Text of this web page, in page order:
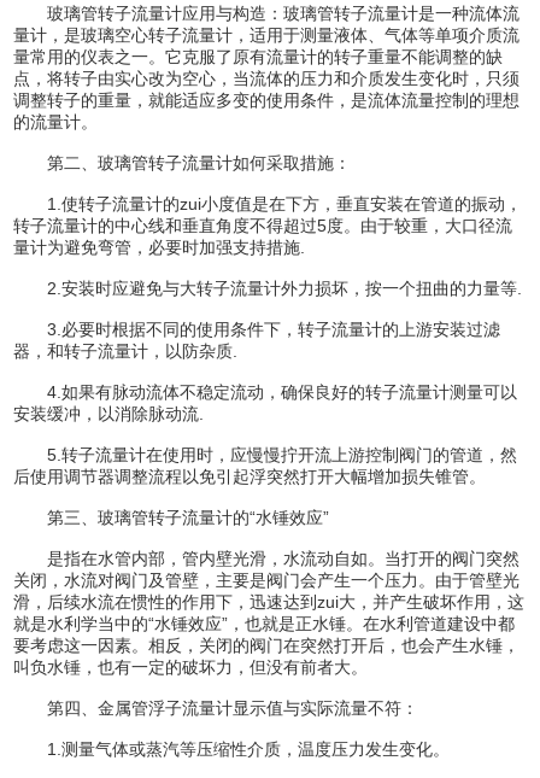
玻璃管转子流量计应用与构造：玻璃管转子流量计是一种流体流
量计，是玻璃空心转子流量计，适用于测量液体、气体等单项介质流
量常用的仪表之一。它克服了原有流量计的转子重量不能调整的缺
点，将转子由实心改为空心，当流体的压力和介质发生变化时，只须
调整转子的重量，就能适应多变的使用条件，是流体流量控制的理想
的流量计。
第二、玻璃管转子流量计如何采取措施：
1.使转子流量计的zui小度值是在下方，垂直安装在管道的振动，
转子流量计的中心线和垂直角度不得超过5度。由于较重，大口径流
量计为避免弯管，必要时加强支持措施.
2.安装时应避免与大转子流量计外力损坏，按一个扭曲的力量等.
3.必要时根据不同的使用条件下，转子流量计的上游安装过滤
器，和转子流量计，以防杂质.
4.如果有脉动流体不稳定流动，确保良好的转子流量计测量可以
安装缓冲，以消除脉动流.
5.转子流量计在使用时，应慢慢拧开流上游控制阀门的管道，然
后使用调节器调整流程以免引起浮突然打开大幅增加损失锥管。
第三、玻璃管转子流量计的“水锤效应”
是指在水管内部，管内壁光滑，水流动自如。当打开的阀门突然
关闭，水流对阀门及管壁，主要是阀门会产生一个压力。由于管壁光
滑，后续水流在惯性的作用下，迅速达到zui大，并产生破坏作用，这
就是水利学当中的“水锤效应”，也就是正水锤。在水利管道建设中都
要考虑这一因素。相反，关闭的阀门在突然打开后，也会产生水锤，
叫负水锤，也有一定的破坏力，但没有前者大。
第四、金属管浮子流量计显示值与实际流量不符：
1.测量气体或蒸汽等压缩性介质，温度压力发生变化。